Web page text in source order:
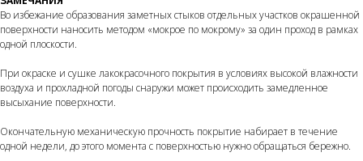
Во избежание образования заметных стыков отдельных участков окрашенной
поверхности наносить методом «мокрое по мокрому» за один проход в рамках
одной плоскости.
При окраске и сушке лакокрасочного покрытия в условиях высокой влажности
воздуха и прохладной погоды снаружи может происходить замедленное
высыхание поверхности.
Окончательную механическую прочность покрытие набирает в течение
одной недели, до этого момента с поверхностью нужно обращаться бережно.